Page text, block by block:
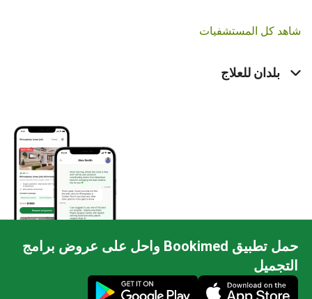
شاهد كل المستشفيات
بلدان للعلاج
حمل تطبيق Bookimed واحل على عروض برامج
التجميل